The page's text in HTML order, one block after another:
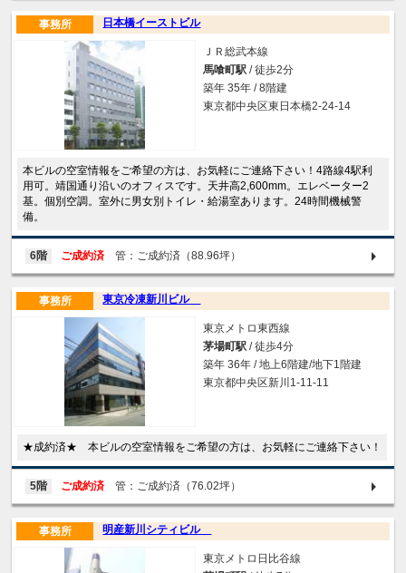
日本橋イーストビル
事務所
ＪＲ総武本線
馬喰町駅 / 徒歩2分
築年 35年 / 8階建
東京都中央区東日本橋2-24-14
本ビルの空室情報をご希望の方は、お気軽にご連絡下さい！4路線4駅利
用可。靖国通り沿いのオフィスです。天井高2,600mm。エレベーター2
基。個別空調。室外に男女別トイレ・給湯室あります。24時間機械警
備。
6階 ご成約済 管：ご成約済（88.96坪）
東京冷凍新川ビル
事務所
東京メトロ東西線
茅場町駅 / 徒歩4分
築年 36年 / 地上6階建/地下1階建
東京都中央区新川1-11-11
★成約済★ 本ビルの空室情報をご希望の方は、お気軽にご連絡下さい！
5階 ご成約済 管：ご成約済（76.02坪）
明産新川シティビル
事務所
東京メトロ日比谷線